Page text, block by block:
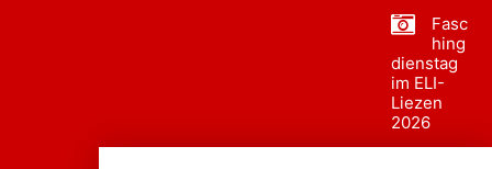
Fasc
hing
dienstag
im ELI-
Liezen
2026